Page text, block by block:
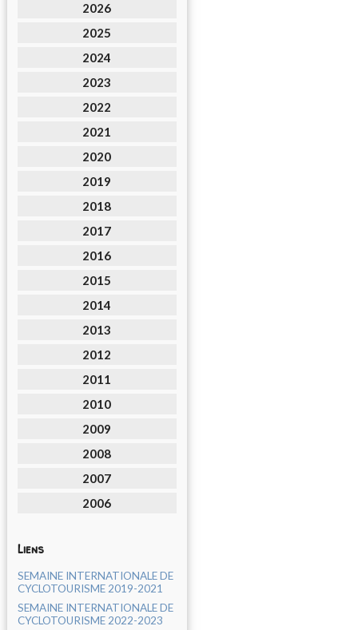
2026
2025
2024
2023
2022
2021
2020
2019
2018
2017
2016
2015
2014
2013
2012
2011
2010
2009
2008
2007
2006
Liens
SEMAINE INTERNATIONALE DE
CYCLOTOURISME 2019-2021
SEMAINE INTERNATIONALE DE
CYCLOTOURISME 2022-2023